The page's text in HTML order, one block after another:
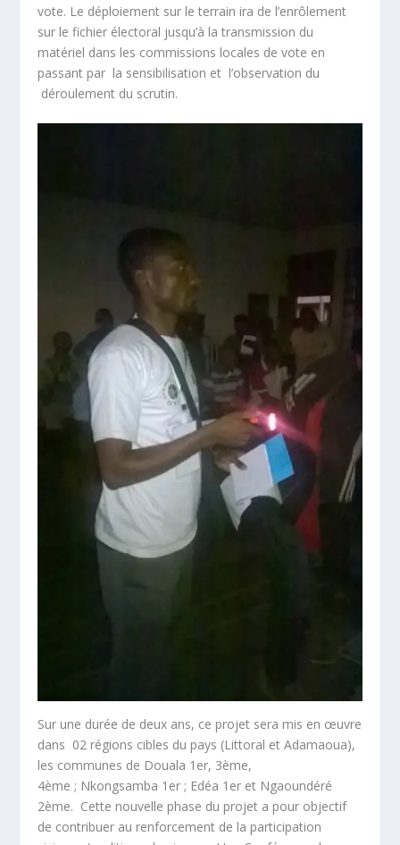
vote. Le déploiement sur le terrain ira de l’enrôlement
sur le fichier électoral jusqu’à la transmission du
matériel dans les commissions locales de vote en
passant par la sensibilisation et l’observation du
déroulement du scrutin.
Sur une durée de deux ans, ce projet sera mis en œuvre
dans 02 régions cibles du pays (Littoral et Adamaoua),
les communes de Douala 1 er, 3ème,
4ème ; Nkongsamba 1 er ; Edéa 1 er et Ngaoundéré
2ème. Cette nouvelle phase du projet a pour objectif
de contribuer au renforcement de la participation